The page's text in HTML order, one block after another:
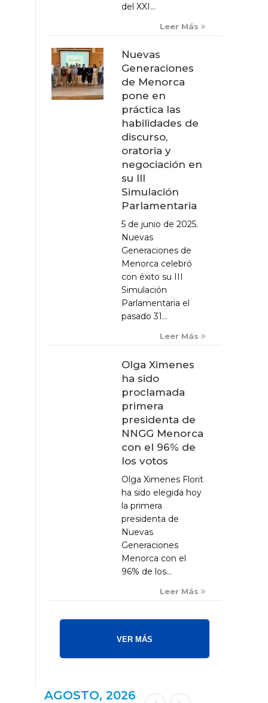
del XXI...
Leer Más
Nuevas
Generaciones
de Menorca
pone en
práctica las
habilidades de
discurso,
oratoria y
negociación en
su III
Simulación
Parlamentaria
5 de junio de 2025.
Nuevas
Generaciones de
Menorca celebró
con éxito su III
Simulación
Parlamentaria el
pasado 31...
Leer Más
Olga Ximenes
ha sido
proclamada
primera
presidenta de
NNGG Menorca
con el 96% de
los votos
Olga Ximenes Florit
ha sido elegida hoy
la primera
presidenta de
Nuevas
Generaciones
Menorca con el
96% de los...
Leer Más
VER MÁS
AGOSTO, 2026